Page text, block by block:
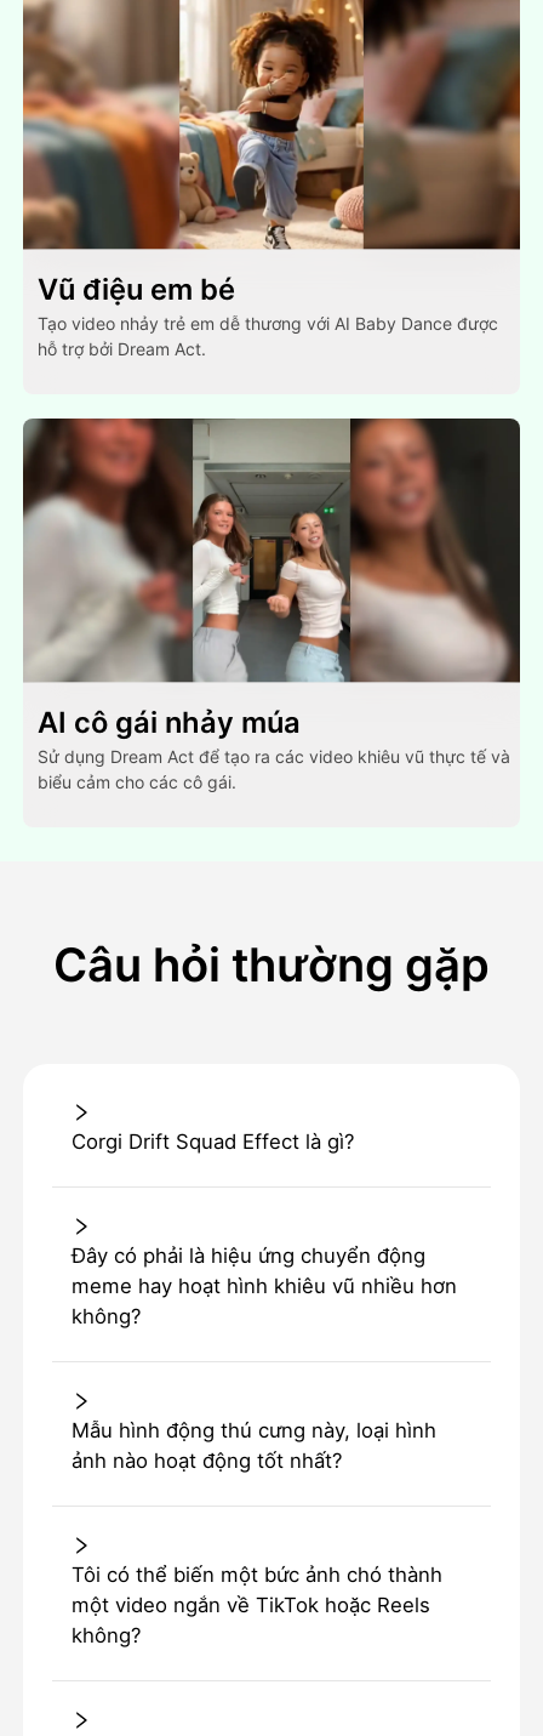
Vũ điệu em bé
Tạo video nhảy trẻ em dễ thương với AI Baby Dance được
hỗ trợ bởi Dream Act.
AI cô gái nhảy múa
Sử dụng Dream Act để tạo ra các video khiêu vũ thực tế và
biểu cảm cho các cô gái.
Câu hỏi thường gặp
Corgi Drift Squad Effect là gì?
Đây có phải là hiệu ứng chuyển động
meme hay hoạt hình khiêu vũ nhiều hơn
không?
Mẫu hình động thú cưng này, loại hình
ảnh nào hoạt động tốt nhất?
Tôi có thể biến một bức ảnh chó thành
một video ngắn về TikTok hoặc Reels
không?